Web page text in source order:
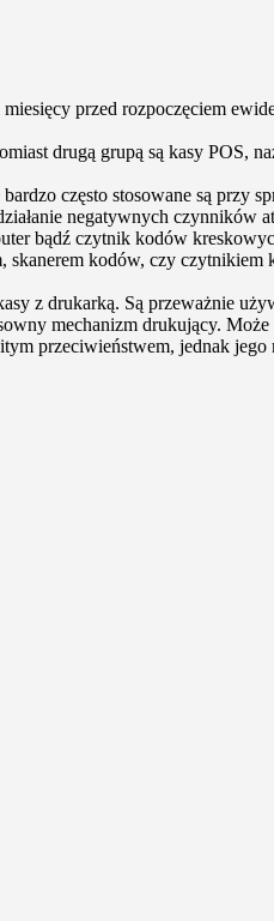
przed rozpoczęciem
drugą grupą są kasy POS,
często stosowane są przy
negatywnych czynników
bądź czytnik kodów
kodów, czy
z drukarką. Są przeważnie
mechanizm drukujący.
przeciwieństwem, jednak